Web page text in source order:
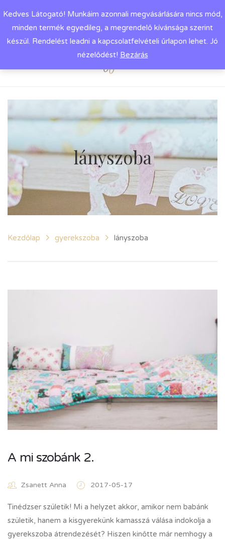
Kedves Látogató! Munkáim azonnali megvásárlására nincs mód,
minden termék egyedileg, a megrendelő kívánsága szerint
készül. Rendelést leadni a kapcsolatfelvételi űrlapon lehet. Jó
nézelődést! Bezárás
lányszoba
Kezdőlap gyerekszoba lányszoba
A mi szobánk 2.
Zsanett Anna 2017-05-17
Tinédzser születik! Mi a helyzet akkor, amikor nem babánk
születik, hanem a kisgyerekünk kamasszá válása indokolja a
gyerekszoba átrendezését? Hiszen kinőtte már nemhogy a